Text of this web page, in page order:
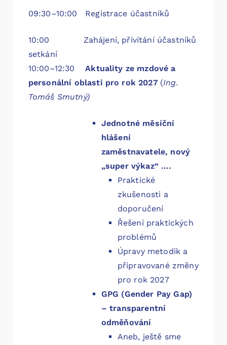
09:30–10:00 Registrace účastníků
10:00 Zahájení, přivítání účastníků
setkání
10:00–12:30Aktuality ze mzdové a
personální oblasti pro rok 2027 (Ing.
Tomáš Smutný)
Jednotné měsíční
hlášení
zaměstnavatele, nový
„super výkaz“ ….
Praktické
zkušenosti a
doporučení
Řešení praktických
problémů
Úpravy metodik a
připravované změny
pro rok 2027
GPG (Gender Pay Gap)
– transparentní
odměňování
Aneb, ještě sme